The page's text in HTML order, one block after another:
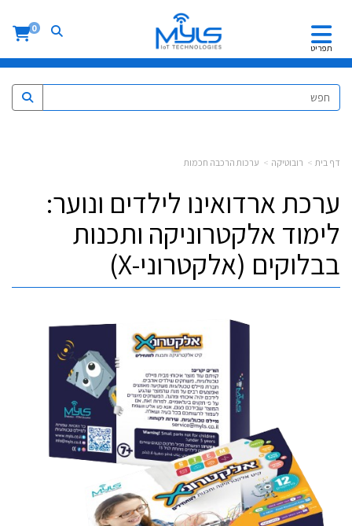
תפריט
0
דף בית רובוטיקה ערכות הרכבה חכמות
ערכת ארדואינו לילדים ונוער:
לימוד אלקטרוניקה ותכנות
בבלוקים (אלקטרוני-X)